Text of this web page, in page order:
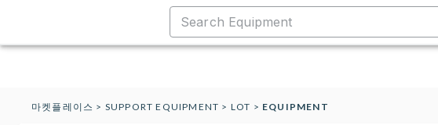
마켓플레이스 > SUPPORT EQUIPMENT > LOT > EQUIPMENT